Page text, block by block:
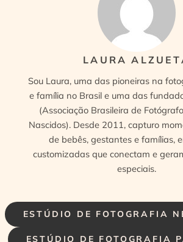
ESTÚDIO DE FOTOGRAFIA
ESTÚDIO DE FOTOGRAFIA
LAURA
Sou Laura, uma das pioneiras na
e família no Brasil e uma das
(Associação Brasileira de
Nascidos). Desde 2011, capturo
de bebês, gestantes e famílias,
customizadas que conectam e
especiais.